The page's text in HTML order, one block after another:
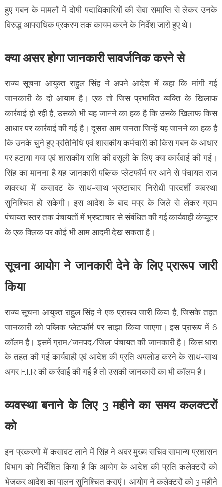
हुए गबन के मामलों में दोषी पदाधिकारियों की सेवा समाप्ति से लेकर उनके
विरुद्ध आपराधिक प्रकरण तक कायम करने के निर्देश जारी हुए थे।
क्या असर होगा जानकारी सावर्जनिक करने से
राज्य सूचना आयुक्त राहुल सिंह ने अपने आदेश में कहा कि मांगी गई
जानकारी के दो आयाम है। एक तो जिस प्रभावित व्यक्ति के खिलाफ
कार्रवाई हो रही है, उसको भी यह जानने का हक है कि उसके खिलाफ किस
आधार पर कार्रवाई की गई है। दूसरा आम जनता जिन्हें यह जानने का हक है
कि उनके चुने हुए प्रतिनिधि एवं शासकीय कर्मचारी को किस गबन के आधार
पर हटाया गया एवं शासकीय राशि की वसूली के लिए क्या कार्रवाई की गई।
सिंह का मानना है यह जानकारी पब्लिक प्लेटफॉर्म पर आने से पंचायत राज
व्यवस्था में कसावट के साथ-साथ भ्रष्टाचार निरोधी पारदर्शी व्यवस्था
सुनिश्चित हो सकेगी। इस आदेश के बाद मप्र के जिले से लेकर ग्राम
पंचायत स्तर तक पंचायतों में भ्रष्टाचार से संबंधित की गई कार्यवाही कंप्यूटर
के एक क्लिक पर कोई भी आम आदमी देख सकता है।
सूचना आयोग ने जानकारी देने के लिए प्रारूप जारी
किया
राज्य सूचना आयुक्त राहुल सिंह ने एक प्रारूप जारी किया है, जिसके तहत
जानकारी को पब्लिक प्लेटफॉर्म पर साझा किया जाएगा। इस प्रारूप में 6
कॉलम है। इसमें ग्राम/जनपद/जिला पंचायत की जानकारी है। किस धारा
के तहत की गई कार्यवाही एवं आदेश की प्रति अपलोड करने के साथ-साथ
अगर F.I.R की कार्रवाई की गई है तो उसकी जानकारी का भी कॉलम है।
व्यवस्था बनाने के लिए 3 महीने का समय कलक्टरों
को
इन प्रकरणो में कसावट लाने में सिंह ने अवर मुख्य सचिव सामान्य प्रशासन
विभाग को निर्देशित किया है कि आयोग के आदेश की प्रति कलेक्टरों को
भेजकर आदेश का पालन सुनिश्चित कराएं। आयोग ने कलेक्टरों को 3 महीने